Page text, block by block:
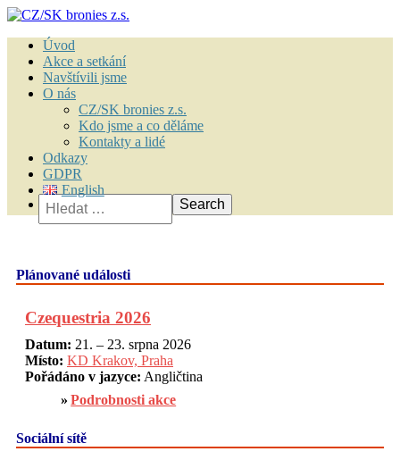
Úvod
Akce a setkání
Navštívili jsme
O nás
CZ/SK bronies z.s.
Kdo jsme a co děláme
Kontakty a lidé
Odkazy
GDPR
English
Vyhledávání
Plánované události
Czequestria 2026
Datum: 21. – 23. srpna 2026
Místo: KD Krakov, Praha
Pořádáno v jazyce: Angličtina
Podrobnosti akce
Sociální sítě